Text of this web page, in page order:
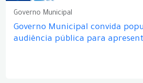
Governo Municipal
Governo Municipal convida
audiência pública para